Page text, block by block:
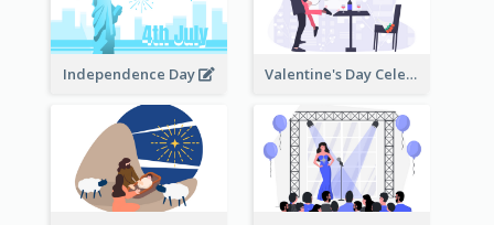
Independence Day Valentine's Day Celebration